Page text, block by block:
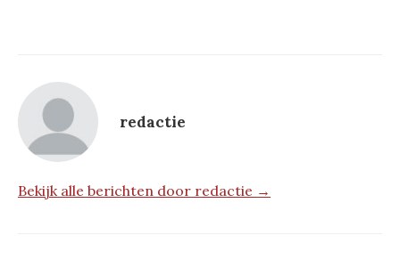
redactie
Bekijk alle berichten door redactie →